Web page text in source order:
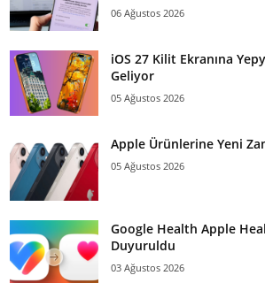
06 Ağustos 2026
iOS 27 Kilit Ekranına
Geliyor
05 Ağustos 2026
Apple Ürünlerine Yeni
05 Ağustos 2026
Google Health Apple
Duyuruldu
03 Ağustos 2026